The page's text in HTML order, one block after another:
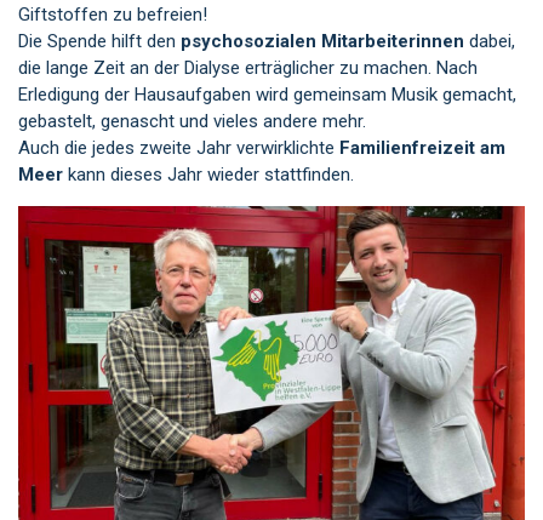
Giftstoffen zu befreien!
Die Spende hilft den psychosozialen Mitarbeiterinnen dabei,
die lange Zeit an der Dialyse erträglicher zu machen. Nach
Erledigung der Hausaufgaben wird gemeinsam Musik gemacht,
gebastelt, genascht und vieles andere mehr.
Auch die jedes zweite Jahr verwirklichte Familienfreizeit am
Meer kann dieses Jahr wieder stattfinden.